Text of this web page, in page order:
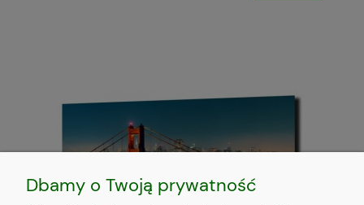
Dbamy o Twoją prywatność